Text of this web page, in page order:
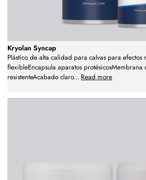
Kryolan Syncap
Plástico de alta calidad para calvas para efectos
flexibleEncapsula aparatos protésicosMembrana
resistenteAcabado claro... Read more